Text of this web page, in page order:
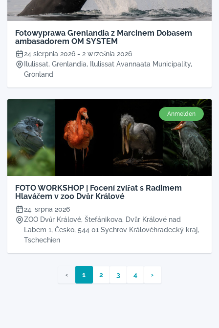
Fotowyprawa Grenlandia z Marcinem Dobasem
ambasadorem OM SYSTEM
24 sierpnia 2026 - 2 września 2026
Ilulissat, Grenlandia, Ilulissat Avannaata Municipality,
Grönland
Anmelden
FOTO WORKSHOP | Focení zvířat s Radimem
Hlaváčem v zoo Dvůr Králové
24. srpna 2026
ZOO Dvůr Králové, Štefánikova, Dvůr Králové nad
Labem 1, Česko, 544 01 Sychrov Královéhradecký kraj,
Tschechien
‹ 1 2 3 4 ›